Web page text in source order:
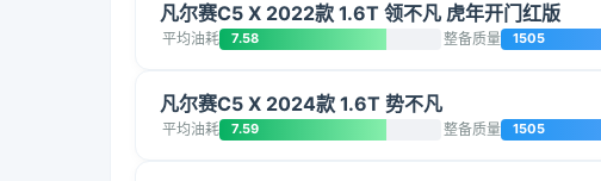
凡尔赛C5 X 2022款 1.6T 领不凡 虎年开门红版
平均油耗 7.58 整备质量 1505
凡尔赛C5 X 2024款 1.6T 势不凡
平均油耗 7.59 整备质量 1505